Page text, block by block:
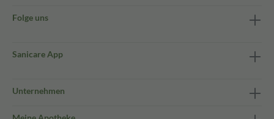
Folge uns
Sanicare App
Unternehmen